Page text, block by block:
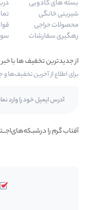
بسته های کادویی
شیرینی خانگی
محصولات حراجی
رهگیری سفارشات
از جدیدترین تخفیف ها با خبر شوید
برای اطلاع از آخرین تخفیف‌ها و
آفتاب گرم را